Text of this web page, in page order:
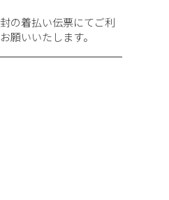
の着払い伝票にてご利
願いいたします。